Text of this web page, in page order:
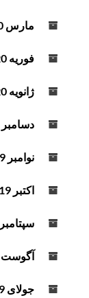
مارس 2020
فوریه 2020
ژانویه 2020
دسامبر 2019
نوامبر 2019
اکتبر 2019
سپتامبر 2019
آگوست 2019
جولای 2019